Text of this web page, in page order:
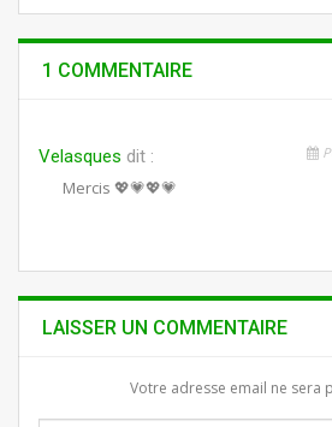
1 COMMENTAIRE
Velasques dit :
Mercis 💖💗💖💗
LAISSER UN COMMENTAIRE
Votre adresse email ne sera